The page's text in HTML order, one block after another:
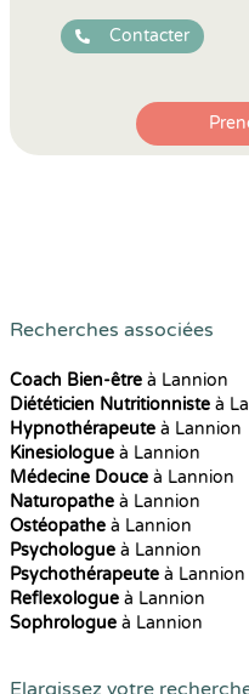
Contacter
Recherches associées
Coach Bien-être à Lannion
Diététicien Nutritionniste à
Hypnothérapeute à Lannion
Kinesiologue à Lannion
Médecine Douce à Lannion
Naturopathe à Lannion
Ostéopathe à Lannion
Psychologue à Lannion
Psychothérapeute à Lannion
Reflexologue à Lannion
Sophrologue à Lannion
Elargissez votre